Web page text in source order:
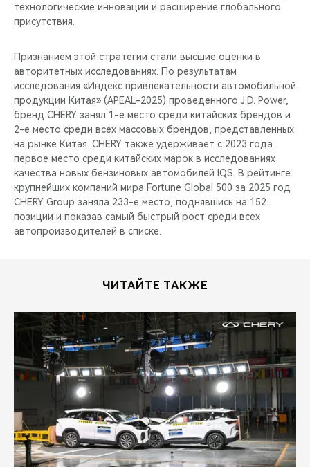
технологические инновации и расширение глобального
присутствия.
Признанием этой стратегии стали высшие оценки в
авторитетных исследованиях. По результатам
исследования «Индекс привлекательности автомобильной
продукции Китая» (APEAL-2025) проведенного J.D. Power,
бренд CHERY занял 1-е место среди китайских брендов и
2-е место среди всех массовых брендов, представленных
на рынке Китая. CHERY также удерживает с 2023 года
первое место среди китайских марок в исследованиях
качества новых бензиновых автомобилей IQS. В рейтинге
крупнейших компаний мира Fortune Global 500 за 2025 год
CHERY Group заняла 233-е место, поднявшись на 152
позиции и показав самый быстрый рост среди всех
автопроизводителей в списке.
ЧИТАЙТЕ ТАКЖЕ